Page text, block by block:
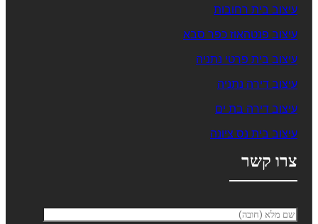
עיצוב בית רחובות
עיצוב פנטהאוז כפר סבא
עיצוב בית פרטי נתניה
עיצוב דירה נתניה
עיצוב דירה בת ים
עיצוב בית נס ציונה
צרו קשר